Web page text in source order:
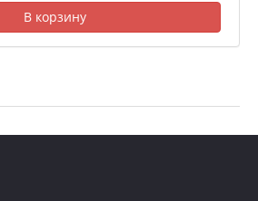
В корзину